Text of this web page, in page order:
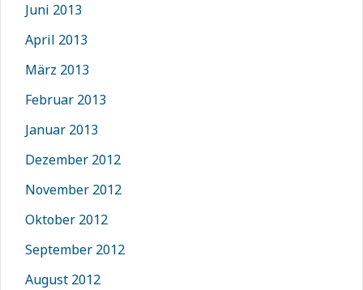
Juni 2013
April 2013
März 2013
Februar 2013
Januar 2013
Dezember 2012
November 2012
Oktober 2012
September 2012
August 2012